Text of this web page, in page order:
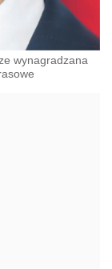
wynagradzana